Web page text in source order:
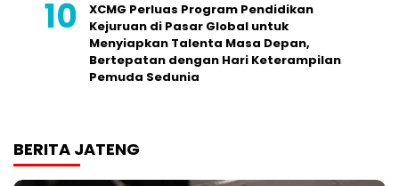
XCMG Perluas Program Pendidikan
Kejuruan di Pasar Global untuk
Menyiapkan Talenta Masa Depan,
Bertepatan dengan Hari Keterampilan
Pemuda Sedunia
BERITA JATENG